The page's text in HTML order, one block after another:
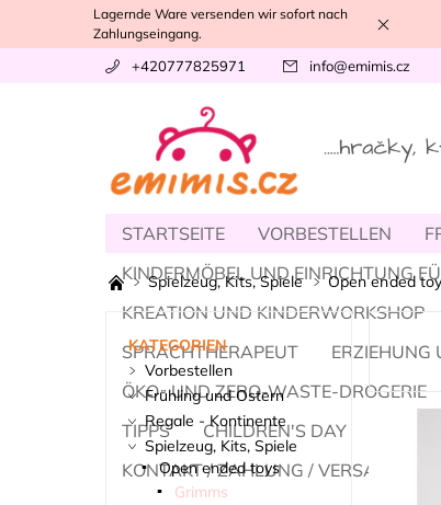
Lagernde Ware versenden wir sofort nach
Zahlungseingang.
+420777825971 info@emimis.cz
STARTSEITE VORBESTELLEN
KINDERMÖBEL UND EINRICHTUNG
KREATION UND KINDERWORKSHOP
SPRACHTHERAPEUT
ERZIEHUNG
ÖKO- UND ZERO-WASTE-DROGERIE
TIPPS
CHILDREN'S DAY
KONTAKT / ZAHLUNG / VERSAND
Spielzeug, Kits, Spiele Open ended
KATEGORIEN
Vorbestellen
Frühling und Ostern
Regale - Kontinente
Spielzeug, Kits, Spiele
Open ended toys
Grimms